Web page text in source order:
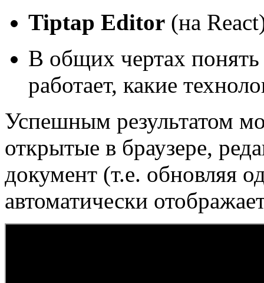
Tiptap Editor (на
В общих чертах понять
работает, какие
Успешным результатом
открытые в браузере,
документ (т.е. обновляя
автоматически